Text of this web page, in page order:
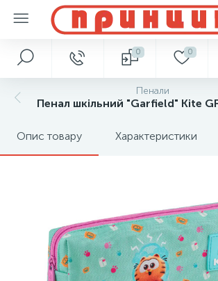
0 0
Пенали
Пенал шкільний "Garfield" Kite
Опис товару Характеристики